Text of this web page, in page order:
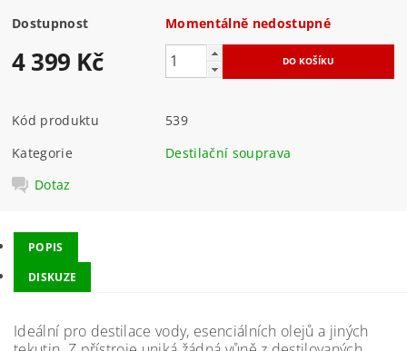
Dostupnost Momentálně nedostupné
4 399 Kč
Kód produktu
539
Kategorie
Destilační souprava
Dotaz
POPIS
DISKUZE
Ideální pro destilace vody, esenciálních olejů a jiných